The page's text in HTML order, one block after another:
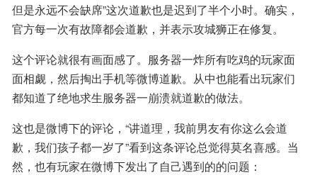
但是永远不会缺席”这次道歉也是迟到了半个小时。确实，
官方每一次有故障都会道歉，并表示攻城狮正在修复。
这个评论就很有画面感了。服务器一炸所有吃鸡的玩家面
面相觑，然后掏出手机等微博道歉。从中也能看出玩家们
都知道了绝地求生服务器一崩溃就道歉的做法。
这也是微博下的评论，“讲道理，我前男友有你这么会道
歉，我们孩子都一岁了”看到这条评论总觉得莫名喜感。当
然，也有玩家在微博下发出了自己遇到的的问题：